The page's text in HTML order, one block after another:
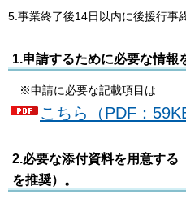
5.事業終了後14日以内に後援行事
1.申請するために必要な情報
※申請に必要な記載項目は
こちら（PDF：
2.必要な添付資料を用意する
を推奨）。